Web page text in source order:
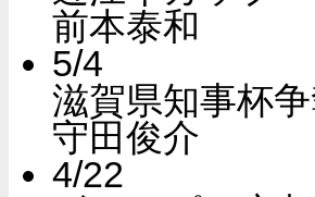
前本泰和
5/4
滋賀県知事杯
守田俊介
4/22